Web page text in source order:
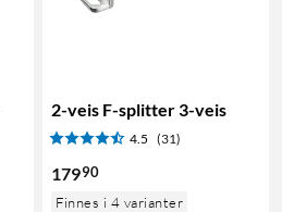
2-veis F-splitter 3-veis
4.5 (31)
17990
Finnes i 4 varianter